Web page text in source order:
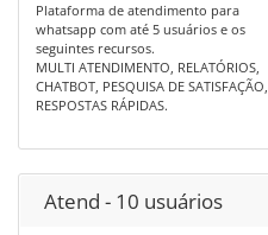
Plataforma de atendimento para
whatsapp com até 5 usuários e os
seguintes recursos.
MULTI ATENDIMENTO, RELATÓRIOS,
CHATBOT, PESQUISA DE SATISFAÇÃO,
RESPOSTAS RÁPIDAS.
Atend - 10 usuários